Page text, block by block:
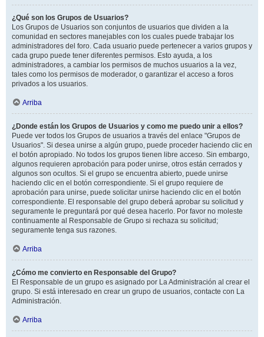
¿Qué son los Grupos de Usuarios?
Los Grupos de Usuarios son conjuntos de usuarios que dividen a la
comunidad en sectores manejables con los cuales puede trabajar los
administradores del foro. Cada usuario puede pertenecer a varios grupos y
cada grupo puede tener diferentes permisos. Esto ayuda, a los
administradores, a cambiar los permisos de muchos usuarios a la vez,
tales como los permisos de moderador, o garantizar el acceso a foros
privados a los usuarios.
Arriba
¿Donde están los Grupos de Usuarios y como me puedo unir a ellos?
Puede ver todos los Grupos de usuarios a través del enlace "Grupos de
Usuarios". Si desea unirse a algún grupo, puede proceder haciendo clic en
el botón apropiado. No todos los grupos tienen libre acceso. Sin embargo,
algunos requieren aprobación para poder unirse, otros están cerrados y
algunos son ocultos. Si el grupo se encuentra abierto, puede unirse
haciendo clic en el botón correspondiente. Si el grupo requiere de
aprobación para unirse, puede solicitar unirse haciendo clic en el botón
correspondiente. El responsable del grupo deberá aprobar su solicitud y
seguramente le preguntará por qué desea hacerlo. Por favor no moleste
continuamente al Responsable de Grupo si rechaza su solicitud;
seguramente tenga sus razones.
Arriba
¿Cómo me convierto en Responsable del Grupo?
El Responsable de un grupo es asignado por La Administración al crear el
grupo. Si está interesado en crear un grupo de usuarios, contacte con La
Administración.
Arriba